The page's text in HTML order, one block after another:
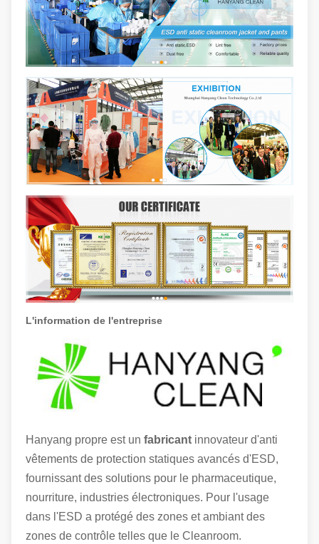
L'information de l'entreprise
Hanyang propre est un fabricant innovateur d'anti
vêtements de protection statiques avancés d'ESD,
fournissant des solutions pour le pharmaceutique,
nourriture, industries électroniques. Pour l'usage
dans l'ESD a protégé des zones et ambiant des
zones de contrôle telles que le Cleanroom.